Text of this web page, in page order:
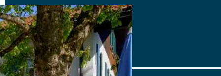
Tel.: Tel.: 08841-3304
Details
www.stern-seehausen.de